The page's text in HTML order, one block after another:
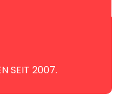
SEIT 2007.